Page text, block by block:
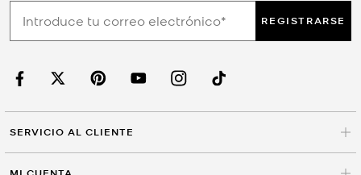
REGISTRARSE
SERVICIO AL CLIENTE